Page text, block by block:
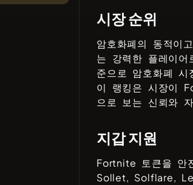
시장 순위
암호화폐의 동적이
는 강력한 플레이
준으로 암호화폐
이 랭킹은 시장이
으로 보는 신뢰와
지갑 지원
Fortnite 토큰을 안
Sollet, Solflare,